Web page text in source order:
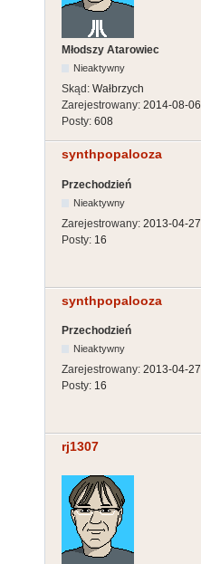
Młodszy Atarowiec
Nieaktywny
Skąd: Wałbrzych
Zarejestrowany: 2014-08-06
Posty: 608
synthpopalooza
Przechodzień
Nieaktywny
Zarejestrowany: 2013-04-27
Posty: 16
synthpopalooza
Przechodzień
Nieaktywny
Zarejestrowany: 2013-04-27
Posty: 16
rj1307